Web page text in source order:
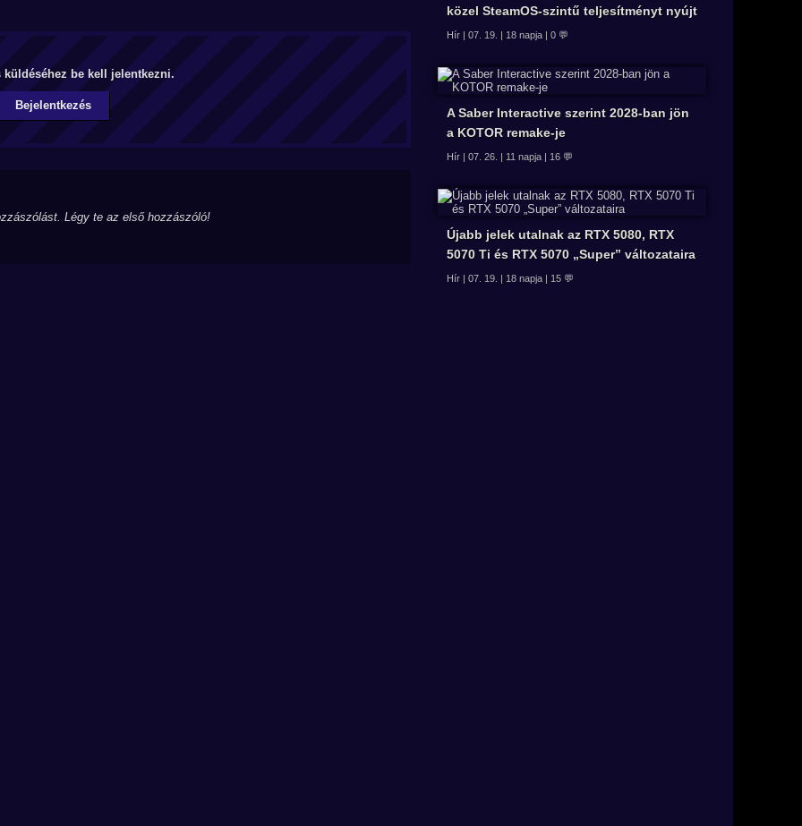
küldéséhez be kell jelentkezni.
Bejelentkezés
Légy te az első hozzászóló!
közel SteamOS-szintű teljesítményt nyújt
Hír | 07. 19. | 18 napja | 0 💬
A Saber Interactive szerint 2028-ban jön
a KOTOR remake-je
Hír | 07. 26. | 11 napja | 16 💬
Újabb jelek utalnak az RTX 5080, RTX
5070 Ti és RTX 5070 „Super” változataira
Hír | 07. 19. | 18 napja | 15 💬